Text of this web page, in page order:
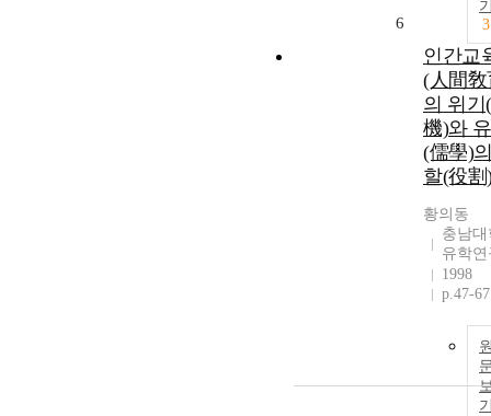
3
6
인간교
(人間敎
의 위기
機)와
(儒學)
할(役割
황의동
충남
유학
1998
p.47-67